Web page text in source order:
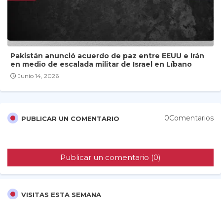
Pakistán anunció acuerdo de paz entre EEUU e Irán
en medio de escalada militar de Israel en Líbano
Junio 14, 2026
PUBLICAR UN COMENTARIO 0Comentarios
Publicar un comentario (0)
VISITAS ESTA SEMANA